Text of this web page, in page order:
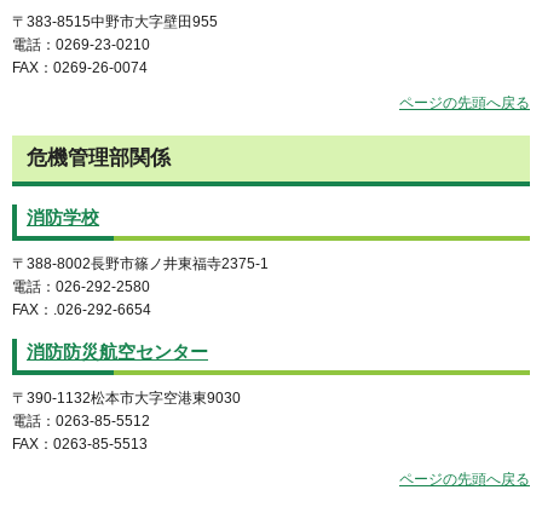
〒383-8515中野市大字壁田955
電話：0269-23-0210
FAX：0269-26-0074
ページの先頭へ戻る
危機管理部関係
消防学校
〒388-8002長野市篠ノ井東福寺2375-1
電話：026-292-2580
FAX：.026-292-6654
消防防災航空センター
〒390-1132松本市大字空港東9030
電話：0263-85-5512
FAX：0263-85-5513
ページの先頭へ戻る